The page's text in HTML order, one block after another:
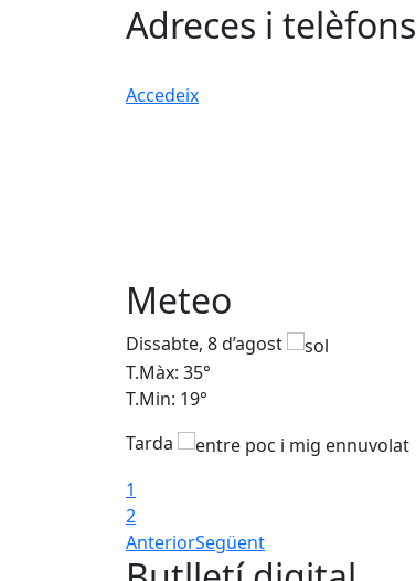
Adreces i telèfons
Accedeix
Meteo
Dissabte, 8 d’agost
T.Màx: 35°
T.Min: 19°
Tarda
1
2
AnteriorSegüent